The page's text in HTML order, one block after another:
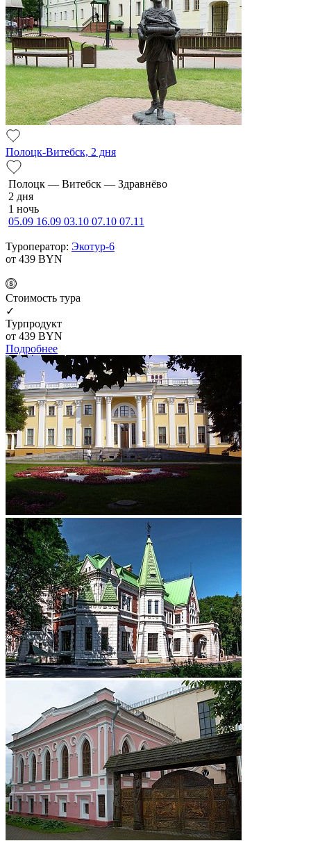
Полоцк-Витебск, 2 дня
По­лоцк — Ви­тебск — Здравнёво
2 дня
1 ночь
05.09 16.09 03.10 07.10 07.11
Туроператор: Экотур-6
от 439 BYN
Cтоимость тура
✓
Турпродукт
от 439 BYN
Подробнее